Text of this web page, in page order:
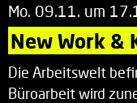
Mo. 09.11. um
New Work &
Die Arbeitswelt
Büroarbeit wird